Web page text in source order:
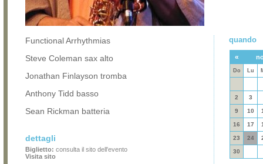
Functional Arrhythmias
Steve Coleman sax alto
Jonathan Finlayson tromba
Anthony Tidd basso
Sean Rickman batteria
dettagli
Biglietto: consulta il sito dell'evento
Visita sito
quando
«
Do Lu
2 3
9 10
16 17
23 24
30